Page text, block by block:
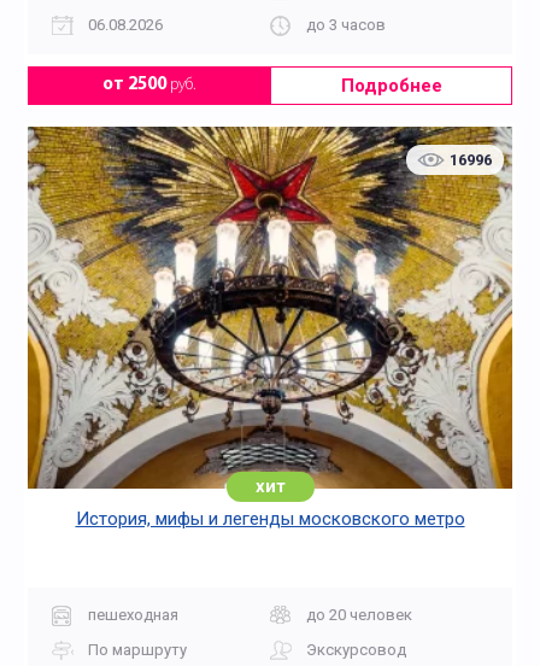
06.08.2026
до 3 часов
от 2500руб. Подробнее
16996
хит
История, мифы и легенды московского метро
пешеходная
до 20 человек
По маршруту
Экскурсовод